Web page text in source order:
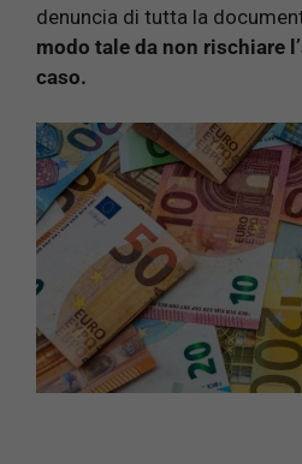
denuncia di tutta la
modo tale da non rischiare
caso.